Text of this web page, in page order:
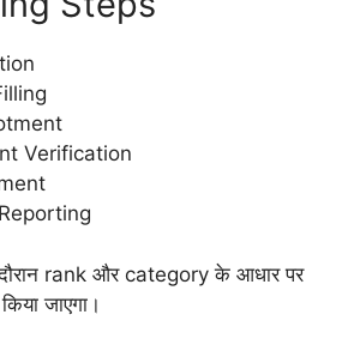
Verification
rank और category के आधार पर
जाएगा।